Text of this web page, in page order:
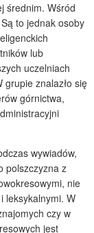
średnim. Wśród
to jednak osoby
lub
uczelniach
znalazło się
górnictwa,
wywiadów,
polszczyzna z
nie
leksykalnymi. W
czy w
jest